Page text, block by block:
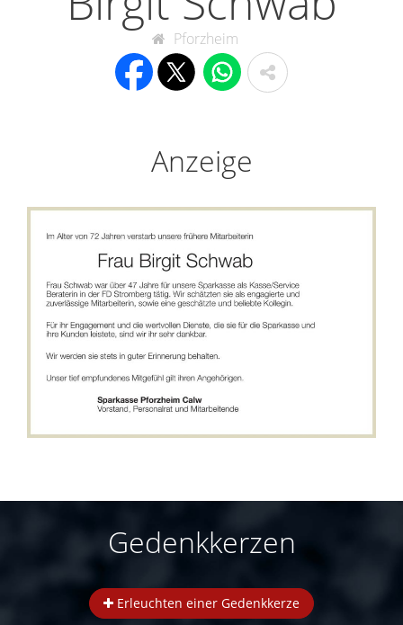
Pforzheim
Anzeige
Gedenkkerzen
Erleuchten einer Gedenkkerze